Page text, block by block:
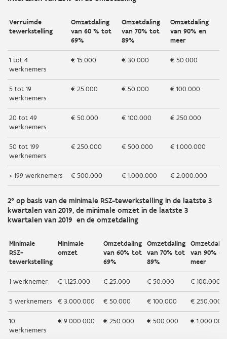
Verruimde
tewerkstelling
Omzetdaling
van 60 % tot
69%
Omzetdaling
van 70% tot
89%
Omzetdaling
van 90% en
meer
1 tot 4
werknemers
€ 15.000 € 30.000 € 50.000
5 tot 19
werknemers
€ 25.000 € 50.000 € 100.000
20 tot 49
werknemers
€ 50.000 € 100.000 € 250.000
50 tot 199
werknemers
€ 250.000 € 500.000 € 1.000.000
> 199 werknemers € 500.000 € 1.000.000 € 2.000.000
2° op basis van de minimale RSZ-tewerkstelling in de laatste 3
kwartalen van 2019, de minimale omzet in de laatste 3
kwartalen van 2019 en de omzetdaling
Minimale
RSZ-
tewerkstelling
Minimale
omzet
Omzetdaling
van 60% tot
69%
Omzetdaling
van 70% tot
89%
van 90% en
meer
1 werknemer € 1.125.000 € 25.000 € 50.000 € 100.000
5 werknemers € 3.000.000 € 50.000 € 100.000 € 250.000
10
werknemers
€ 9.000.000 € 250.000 € 500.000 € 1.000.000